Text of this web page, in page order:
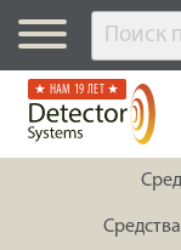
★ НАМ 19 ЛЕТ ★